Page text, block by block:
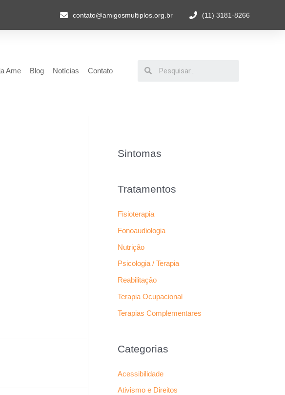
contato@amigosmultiplos.org.br (11) 3181-8266
Ame Blog Notícias Contato
Sintomas
Tratamentos
Fisioterapia
Fonoaudiologia
Nutrição
Psicologia / Terapia
Reabilitação
Terapia Ocupacional
Terapias Complementares
Categorias
Acessibilidade
Ativismo e Direitos